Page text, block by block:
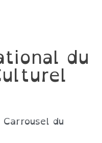
du
du